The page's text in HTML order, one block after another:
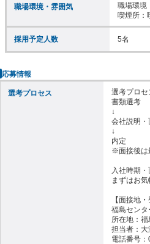
職場環境・雰囲気
職場環境
喫煙所：
採用予定人数 5名
応募情報
選考プロセス
選考プロセ
書類選考
↓
会社説明・
↓
内定
※面接後は
入社時期
まずはお
【面接地・
福島センタ
所在地：
担当者：大
電話番号